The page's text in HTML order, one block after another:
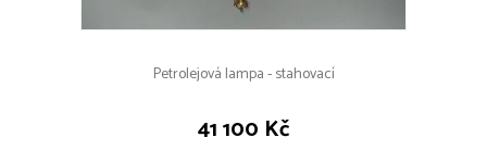
Petrolejová lampa - stahovací
41 100 Kč